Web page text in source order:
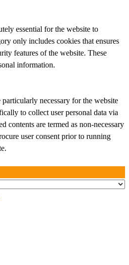
essential for the website to
only includes cookies that ensures
features of the website. These
information.
necessary for the website
to collect user personal data via
contents are termed as non-necessary
user consent prior to running